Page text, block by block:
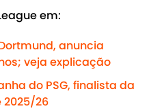
em:
anuncia
veja explicação
do PSG, finalista da
2025/26